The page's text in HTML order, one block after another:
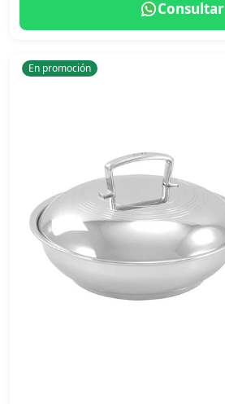
Consultar
En promoción